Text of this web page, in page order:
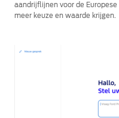
aandrijflijnen voor de
meer keuze en waarde krijgen.